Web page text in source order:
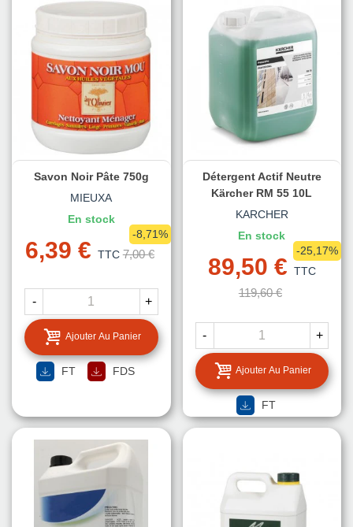
Savon Noir Pâte 750g
MIEUXA
En stock
6,39 € TTC 7,00 €
-8,71%
- +
Ajouter Au Panier
FT FDS
Détergent Actif Neutre
Kärcher RM 55 10L
KARCHER
En stock
89,50 € TTC
119,60 €
-25,17%
- +
Ajouter Au Panier
FT